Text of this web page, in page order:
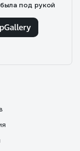
под рукой